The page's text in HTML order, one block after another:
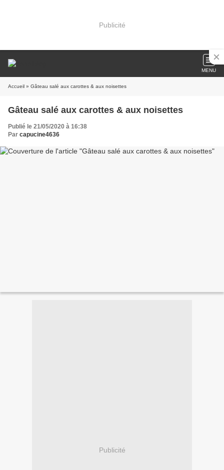
Publicité
MENU
Accueil » Gâteau salé aux carottes & aux noisettes
Gâteau salé aux carottes & aux noisettes
Publié le 21/05/2020 à 16:38
Par capucine4636
Publicité